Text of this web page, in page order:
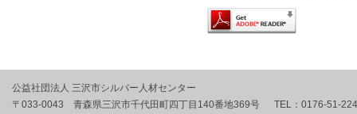
公益社団法人 三沢市シルバー人材センター
〒033-0043 青森県三沢市千代田町四丁目140番地369号
TEL： 0176-51-